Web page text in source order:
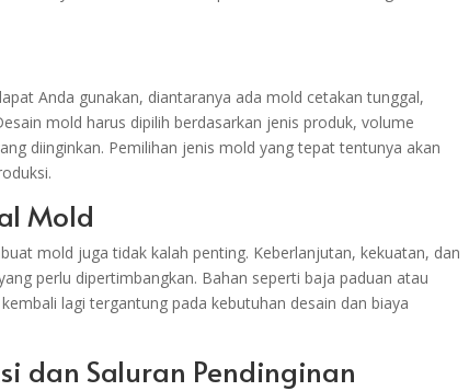
Anda gunakan, diantaranya ada mold cetakan tunggal,
mold harus dipilih berdasarkan jenis produk, volume
diinginkan. Pemilihan jenis mold yang tepat tentunya akan
Mold
mold juga tidak kalah penting. Keberlanjutan, kekuatan, dan
perlu dipertimbangkan. Bahan seperti baja paduan atau
lagi tergantung pada kebutuhan desain dan biaya
dan Saluran Pendinginan